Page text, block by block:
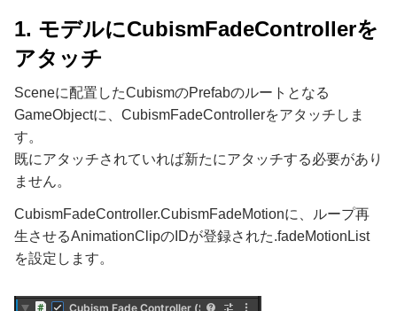
1. モデルにCubismFadeControllerを
アタッチ
Sceneに配置したCubismのPrefabのルートとなる
GameObjectに、CubismFadeControllerをアタッチしま
す。
既にアタッチされていれば新たにアタッチする必要があり
ません。
CubismFadeController.CubismFadeMotionに、ループ再
生させるAnimationClipのIDが登録された.fadeMotionList
を設定します。